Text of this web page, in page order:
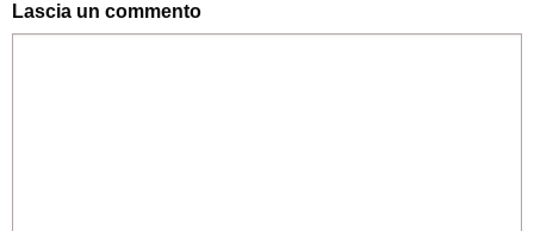
Lascia un commento